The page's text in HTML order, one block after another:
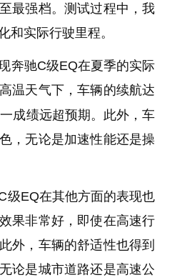
最强档。测试过程中，我
和实际行驶里程。
奔驰C级EQ在夏季的实际
温天气下，车辆的续航达
一成绩远超预期。此外，车
，无论是加速性能还是操
级EQ在其他方面的表现也
果非常好，即使在高速行
外，车辆的舒适性也得到
论是城市道路还是高速公